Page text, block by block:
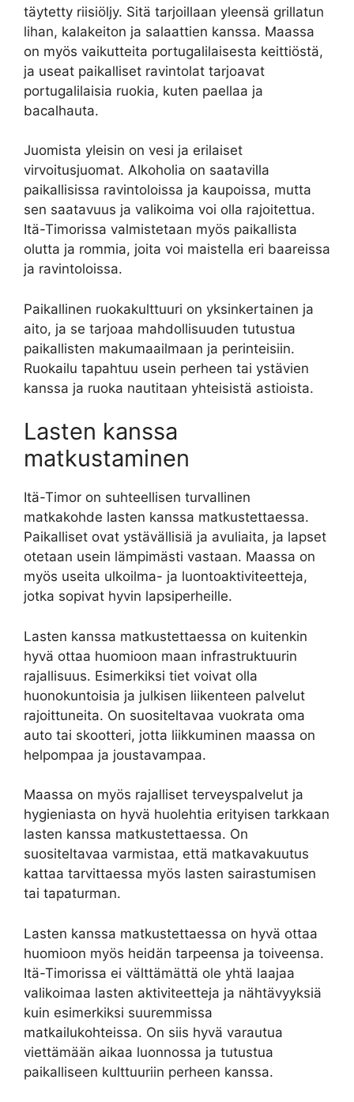
täytetty riisiöljy. Sitä tarjoillaan yleensä grillatun
lihan, kalakeiton ja salaattien kanssa. Maassa
on myös vaikutteita portugalilaisesta keittiöstä,
ja useat paikalliset ravintolat tarjoavat
portugalilaisia ruokia, kuten paellaa ja
bacalhauta.
Juomista yleisin on vesi ja erilaiset
virvoitusjuomat. Alkoholia on saatavilla
paikallisissa ravintoloissa ja kaupoissa, mutta
sen saatavuus ja valikoima voi olla rajoitettua.
Itä-Timorissa valmistetaan myös paikallista
olutta ja rommia, joita voi maistella eri baareissa
ja ravintoloissa.
Paikallinen ruokakulttuuri on yksinkertainen ja
aito, ja se tarjoaa mahdollisuuden tutustua
paikallisten makumaailmaan ja perinteisiin.
Ruokailu tapahtuu usein perheen tai ystävien
kanssa ja ruoka nautitaan yhteisistä astioista.
Lasten kanssa
matkustaminen
Itä-Timor on suhteellisen turvallinen
matkakohde lasten kanssa matkustettaessa.
Paikalliset ovat ystävällisiä ja avuliaita, ja lapset
otetaan usein lämpimästi vastaan. Maassa on
myös useita ulkoilma- ja luontoaktiviteetteja,
jotka sopivat hyvin lapsiperheille.
Lasten kanssa matkustettaessa on kuitenkin
hyvä ottaa huomioon maan infrastruktuurin
rajallisuus. Esimerkiksi tiet voivat olla
huonokuntoisia ja julkisen liikenteen palvelut
rajoittuneita. On suositeltavaa vuokrata oma
auto tai skootteri, jotta liikkuminen maassa on
helpompaa ja joustavampaa.
Maassa on myös rajalliset terveyspalvelut ja
hygieniasta on hyvä huolehtia erityisen tarkkaan
lasten kanssa matkustettaessa. On
suositeltavaa varmistaa, että matkavakuutus
kattaa tarvittaessa myös lasten sairastumisen
tai tapaturman.
Lasten kanssa matkustettaessa on hyvä ottaa
huomioon myös heidän tarpeensa ja toiveensa.
Itä-Timorissa ei välttämättä ole yhtä laajaa
valikoimaa lasten aktiviteetteja ja nähtävyyksiä
kuin esimerkiksi suuremmissa
matkailukohteissa. On siis hyvä varautua
viettämään aikaa luonnossa ja tutustua
paikalliseen kulttuuriin perheen kanssa.